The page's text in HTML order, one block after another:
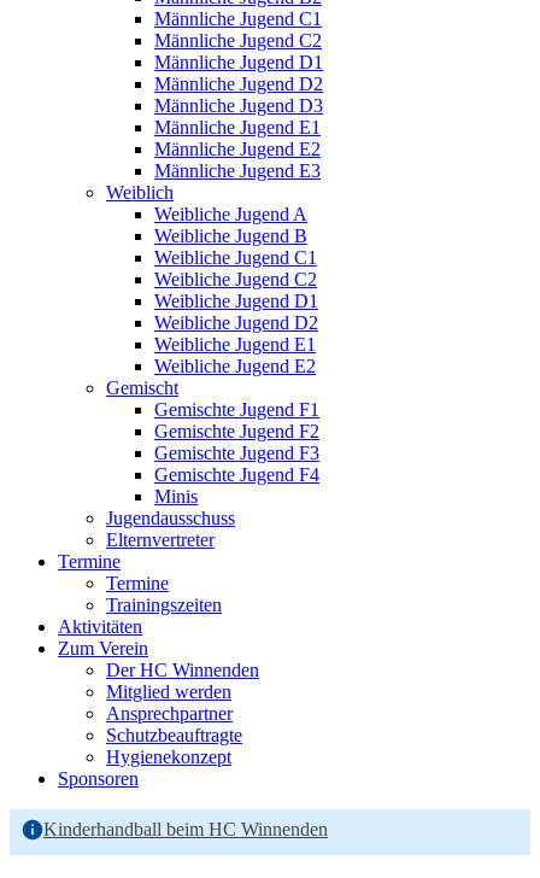
Männliche Jugend C1
Männliche Jugend C2
Männliche Jugend D1
Männliche Jugend D2
Männliche Jugend D3
Männliche Jugend E1
Männliche Jugend E2
Männliche Jugend E3
Weiblich
Weibliche Jugend A
Weibliche Jugend B
Weibliche Jugend C1
Weibliche Jugend C2
Weibliche Jugend D1
Weibliche Jugend D2
Weibliche Jugend E1
Weibliche Jugend E2
Gemischt
Gemischte Jugend F1
Gemischte Jugend F2
Gemischte Jugend F3
Gemischte Jugend F4
Minis
Jugendausschuss
Elternvertreter
Termine
Termine
Trainingszeiten
Aktivitäten
Zum Verein
Der HC Winnenden
Mitglied werden
Ansprechpartner
Schutzbeauftragte
Hygienekonzept
Sponsoren
Kinderhandball beim HC Winnenden